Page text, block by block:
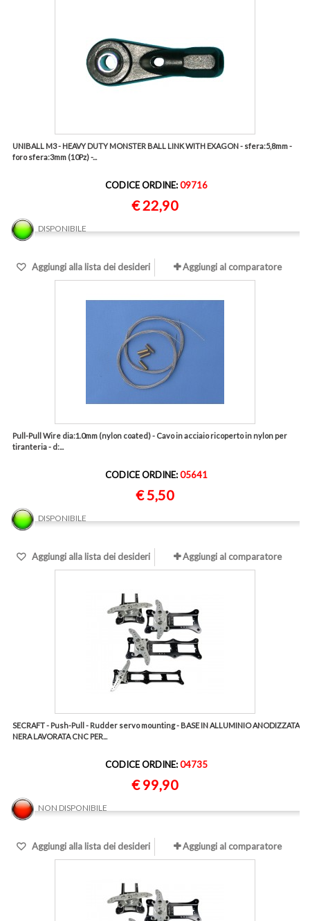
UNIBALL M3 - HEAVY DUTY MONSTER BALL LINK WITH EXAGON - sfera:5,8mm -
foro sfera:3mm (10Pz) -...
CODICE ORDINE:09716
€ 22,90
DISPONIBILE
Aggiungi alla lista dei desideri Aggiungi al comparatore
Pull-Pull Wire dia:1.0mm (nylon coated) - Cavo in acciaio ricoperto in nylon per
tiranteria - d:...
CODICE ORDINE:05641
€ 5,50
DISPONIBILE
Aggiungi alla lista dei desideri Aggiungi al comparatore
SECRAFT - Push-Pull - Rudder servo mounting - BASE IN ALLUMINIO ANODIZZATA
NERA LAVORATA CNC PER...
CODICE ORDINE:04735
€ 99,90
NON DISPONIBILE
Aggiungi alla lista dei desideri Aggiungi al comparatore